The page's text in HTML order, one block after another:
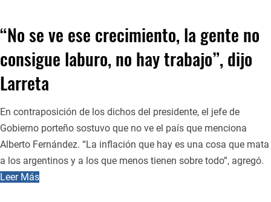
“No se ve ese crecimiento, la gente no
consigue laburo, no hay trabajo”, dijo
Larreta
En contraposición de los dichos del presidente, el jefe de
Gobierno porteño sostuvo que no ve el país que menciona
Alberto Fernández. “La inflación que hay es una cosa que mata
a los argentinos y a los que menos tienen sobre todo”, agregó.
Leer Más